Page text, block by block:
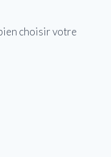
choisir votre